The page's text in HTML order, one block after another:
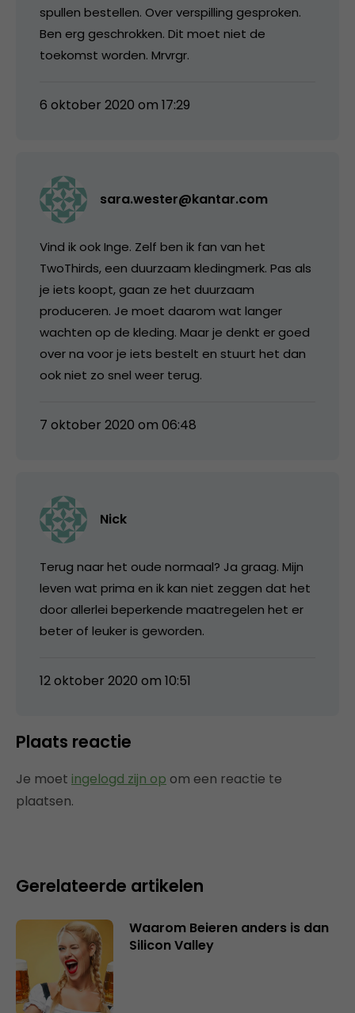
spullen bestellen. Over verspilling gesproken.
Ben erg geschrokken. Dit moet niet de
toekomst worden. Mrvrgr.
6 oktober 2020 om 17:29
sara.wester@kantar.com
Vind ik ook Inge. Zelf ben ik fan van het
TwoThirds, een duurzaam kledingmerk. Pas als
je iets koopt, gaan ze het duurzaam
produceren. Je moet daarom wat langer
wachten op de kleding. Maar je denkt er goed
over na voor je iets bestelt en stuurt het dan
ook niet zo snel weer terug.
7 oktober 2020 om 06:48
Nick
Terug naar het oude normaal? Ja graag. Mijn
leven wat prima en ik kan niet zeggen dat het
door allerlei beperkende maatregelen het er
beter of leuker is geworden.
12 oktober 2020 om 10:51
Plaats reactie
Je moet ingelogd zijn op om een reactie te
plaatsen.
Gerelateerde artikelen
Waarom Beieren anders is dan
Silicon Valley